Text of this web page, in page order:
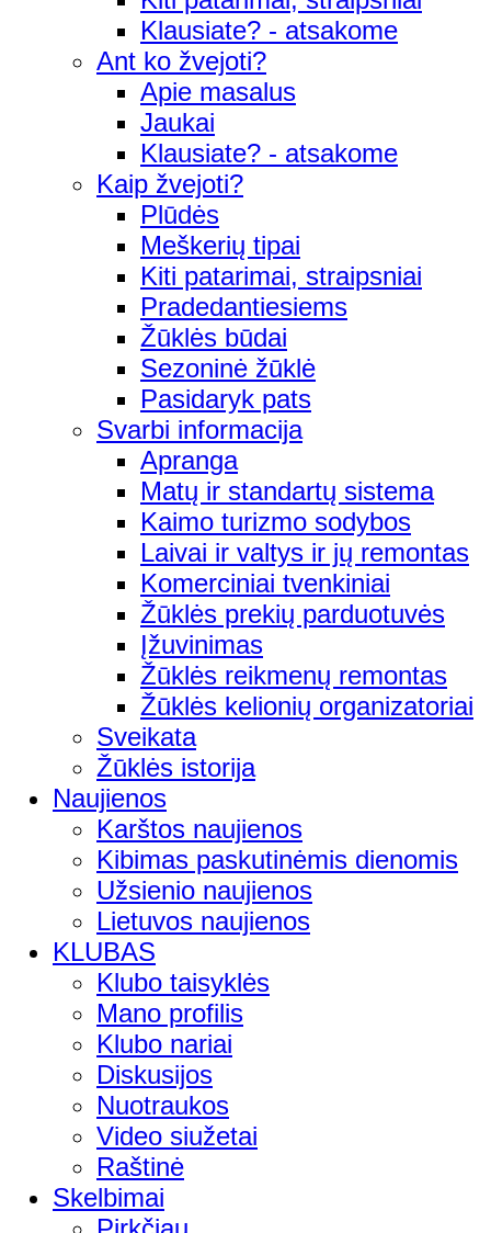
Klausiate? - atsakome
Ant ko žvejoti?
Apie masalus
Jaukai
Klausiate? - atsakome
Kaip žvejoti?
Plūdės
Meškerių tipai
Kiti patarimai, straipsniai
Pradedantiesiems
Žūklės būdai
Sezoninė žūklė
Pasidaryk pats
Svarbi informacija
Apranga
Matų ir standartų sistema
Kaimo turizmo sodybos
Laivai ir valtys ir jų remontas
Komerciniai tvenkiniai
Žūklės prekių parduotuvės
Įžuvinimas
Žūklės reikmenų remontas
Žūklės kelionių organizatoriai
Sveikata
Žūklės istorija
Naujienos
Karštos naujienos
Kibimas paskutinėmis dienomis
Užsienio naujienos
Lietuvos naujienos
KLUBAS
Klubo taisyklės
Mano profilis
Klubo nariai
Diskusijos
Nuotraukos
Video siužetai
Raštinė
Skelbimai